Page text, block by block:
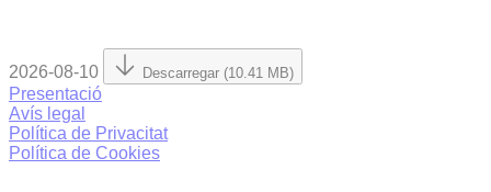
2026-08-10 Descarregar (10.41 MB)
Presentació
Avís legal
Política de Privacitat
Política de Cookies